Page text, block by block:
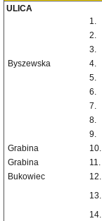
ULICA
1.
2.
3.
Byszewska
4.
5.
6.
7.
8.
9.
Grabina
10.
Grabina
11.
Bukowiec
12.
13.
14.